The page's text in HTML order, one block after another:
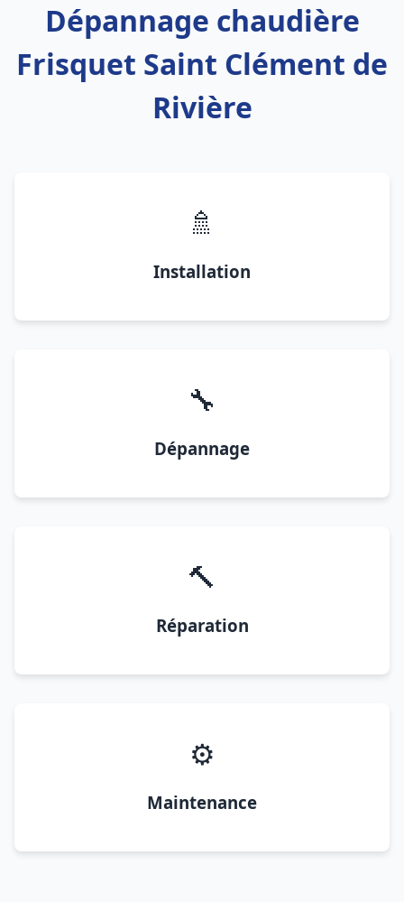
Dépannage chaudière
Frisquet Saint Clément de
Rivière
🚿
Installation
🔧
Dépannage
🔨
Réparation
⚙️
Maintenance